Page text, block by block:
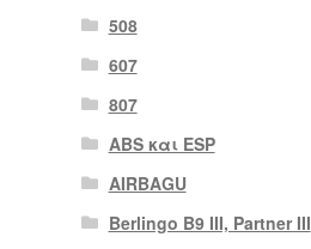
508
607
807
ABS και ESP
AIRBAGU
Berlingo B9 III, Partner III